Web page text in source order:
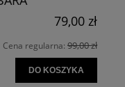
79,00 zł
Cena regularna: 99,00 zł
DO KOSZYKA